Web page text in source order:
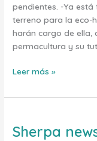
pendientes. -Ya
terreno para la eco-
harán cargo de ella,
permacultura y su
Leer más »
Sherpa
Sherpa